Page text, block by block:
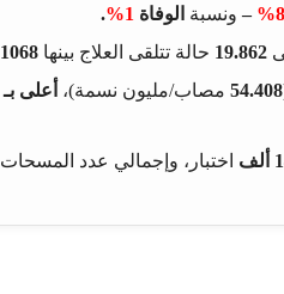
– ونسبة الوفاة 1%
.
19.862 حالة تتلقى العلاج بينها 1068
54.408 مصاب/مليون نسمة)، أعلى بـ 5.3 أضعاف
اختبار، وإجمالي عدد